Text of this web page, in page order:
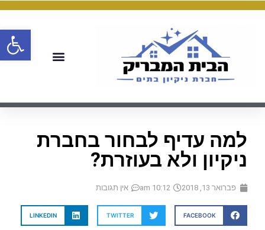
למה עדיף לבחור בחברת
ניקיון ולא בעוזרת?
פברואר 13, 2018 10:12 am אין תגובות
FACEBOOK
TWITTER
LINKEDIN